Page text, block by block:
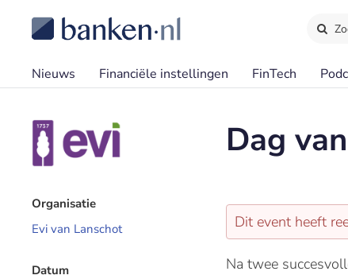
Nieuws Financiële instellingen FinTech
Dag
Organisatie
Evi van Lanschot
Datum
Dit event heeft
Na twee